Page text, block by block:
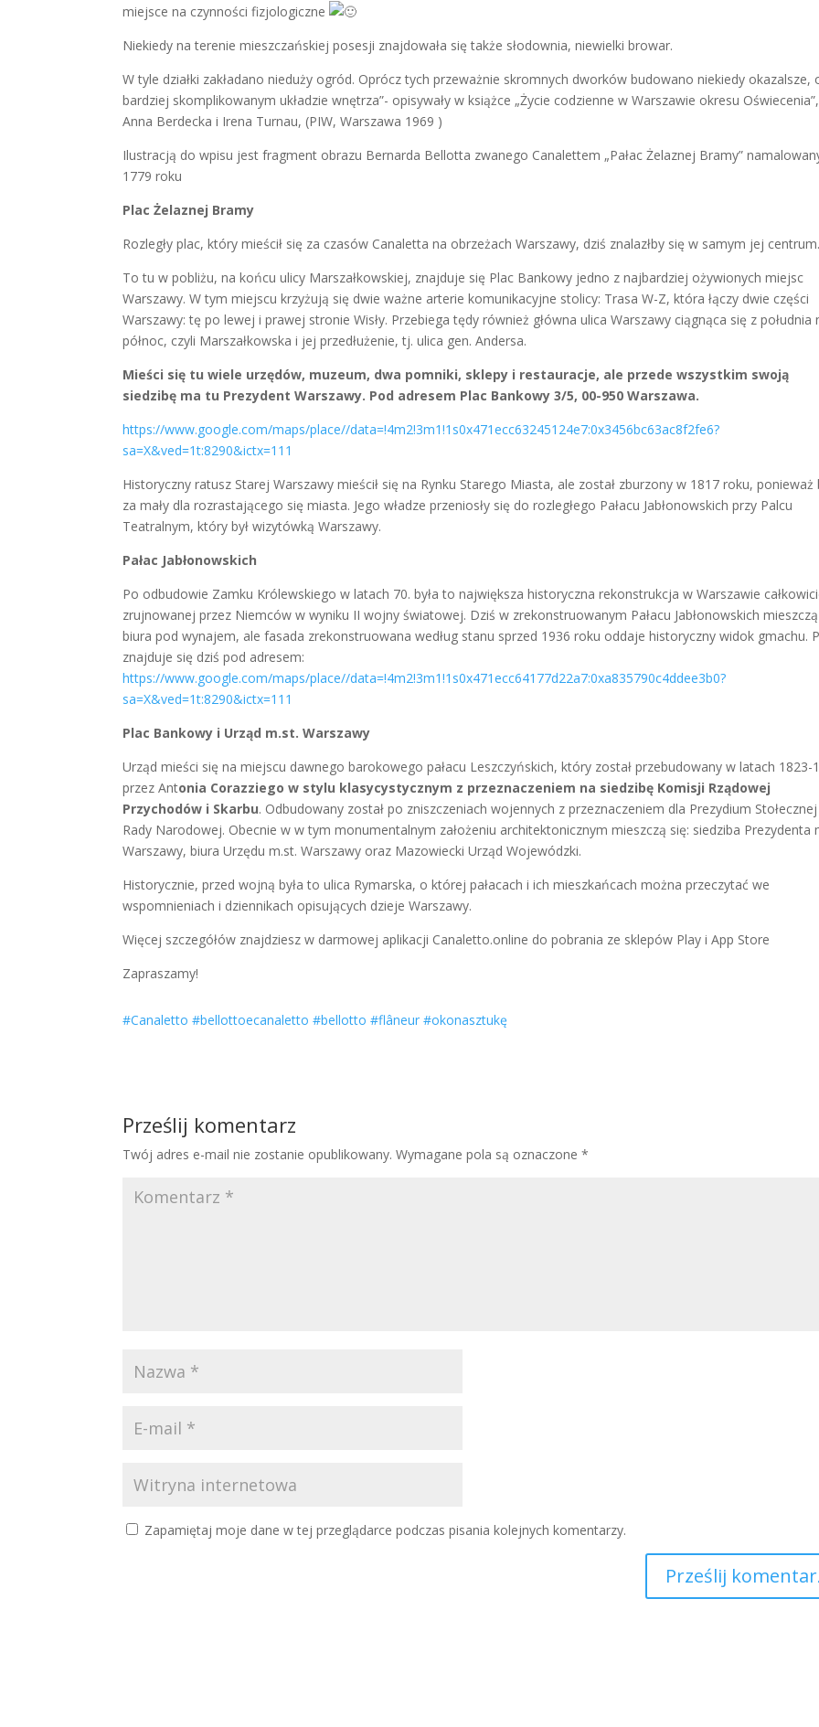
miejsce na czynności fizjologiczne
Niekiedy na terenie mieszczańskiej posesji znajdowała się także słodownia, niewielki browar.
W tyle działki zakładano nieduży ogród. Oprócz tych przeważnie skromnych dworków budowano niekiedy okazalsze,
bardziej skomplikowanym układzie wnętrza”- opisywały w książce „Życie codzienne w Warszawie okresu Oświecenia”,
Anna Berdecka i Irena Turnau, (PIW, Warszawa 1969 )
Ilustracją do wpisu jest fragment obrazu Bernarda Bellotta zwanego Canalettem „Pałac Żelaznej Bramy”
1779 roku
Plac Żelaznej Bramy
Rozległy plac, który mieścił się za czasów Canaletta na obrzeżach Warszawy, dziś znalazłby się w samym jej
To tu w pobliżu, na końcu ulicy Marszałkowskiej, znajduje się Plac Bankowy jedno z najbardziej ożywionych miejsc
Warszawy. W tym miejscu krzyżują się dwie ważne arterie komunikacyjne stolicy: Trasa W-Z, która łączy dwie części
Warszawy: tę po lewej i prawej stronie Wisły. Przebiega tędy również główna ulica Warszawy ciągnąca się z południa
północ, czyli Marszałkowska i jej przedłużenie, tj. ulica gen. Andersa.
Mieści się tu wiele urzędów, muzeum, dwa pomniki, sklepy i restauracje, ale przede wszystkim swoją
siedzibę ma tu Prezydent Warszawy. Pod adresem Plac Bankowy 3/5, 00-950 Warszawa.
https://www.google.com/maps/place//data=!4m2!3m1!1s0x471ecc63245124e7:0x3456bc63ac8f2fe6?
sa=X&ved=1t:8290&ictx=111
Historyczny ratusz Starej Warszawy mieścił się na Rynku Starego Miasta, ale został zburzony w 1817 roku, ponieważ
za mały dla rozrastającego się miasta. Jego władze przeniosły się do rozległego Pałacu Jabłonowskich przy Palcu
Teatralnym, który był wizytówką Warszawy.
Pałac Jabłonowskich
Po odbudowie Zamku Królewskiego w latach 70. była to największa historyczna rekonstrukcja w Warszawie
zrujnowanej przez Niemców w wyniku II wojny światowej. Dziś w zrekonstruowanym Pałacu Jabłonowskich
biura pod wynajem, ale fasada zrekonstruowana według stanu sprzed 1936 roku oddaje historyczny widok gmachu.
znajduje się dziś pod adresem:
https://www.google.com/maps/place//data=!4m2!3m1!1s0x471ecc64177d22a7:0xa835790c4ddee3b0?
sa=X&ved=1t:8290&ictx=111
Plac Bankowy i Urząd m.st. Warszawy
Urząd mieści się na miejscu dawnego barokowego pałacu Leszczyńskich, który został przebudowany w latach 1823-
przez Antonia Corazziego w stylu klasycystycznym z przeznaczeniem na siedzibę Komisji Rządowej
Przychodów i Skarbu. Odbudowany został po zniszczeniach wojennych z przeznaczeniem dla Prezydium Stołecznej
Rady Narodowej. Obecnie w w tym monumentalnym założeniu architektonicznym mieszczą się: siedziba Prezydenta
Warszawy, biura Urzędu m.st. Warszawy oraz Mazowiecki Urząd Wojewódzki.
Historycznie, przed wojną była to ulica Rymarska, o której pałacach i ich mieszkańcach można przeczytać we
wspomnieniach i dziennikach opisujących dzieje Warszawy.
Więcej szczegółów znajdziesz w darmowej aplikacji Canaletto.online do pobrania ze sklepów Play i App Store
Zapraszamy!
#Canaletto #bellottoecanaletto #bellotto #flâneur #okonasztukę
Prześlij komentarz
Twój adres e-mail nie zostanie opublikowany. Wymagane pola są oznaczone*
Zapamiętaj moje dane w tej przeglądarce podczas pisania kolejnych komentarzy.